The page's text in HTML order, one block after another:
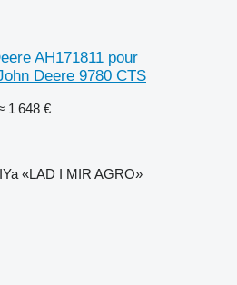
AH171811 pour
Deere 9780 CTS
1 648 €
«LAD I MIR AGRO»